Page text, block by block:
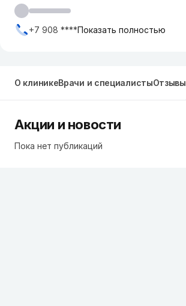
+7 908 ****Показать полностью
О клиникеВрачи и специалистыОтзывы
Акции и новости
Пока нет публикаций